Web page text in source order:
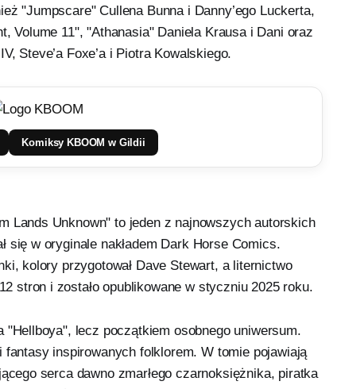
"Jumpscare" Cullena Bunna i Danny’ego Luckerta,
Volume 11", "Athanasia" Daniela Krausa i Dani oraz
Steve’a Foxe’a i Piotra Kowalskiego.
Komiksy KBOOM w Gildii
Lands Unknown" to jeden z najnowszych autorskich
się w oryginale nakładem Dark Horse Comics.
kolory przygotował Dave Stewart, a liternictwo
stron i zostało opublikowane w styczniu 2025 roku.
"Hellboya", lecz początkiem osobnego uniwersum.
inspirowanych folklorem. W tomie pojawiają
serca dawno zmarłego czarnoksiężnika, piratka